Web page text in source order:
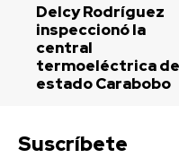
Delcy Rodríguez
inspeccionó la
central
termoeléctrica
estado Carabobo
Suscríbete